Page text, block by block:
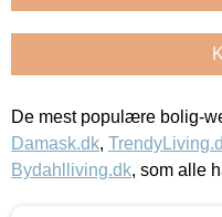
De mest populære bolig-
Damask.dk,
Bydahlliving.dk, som alle